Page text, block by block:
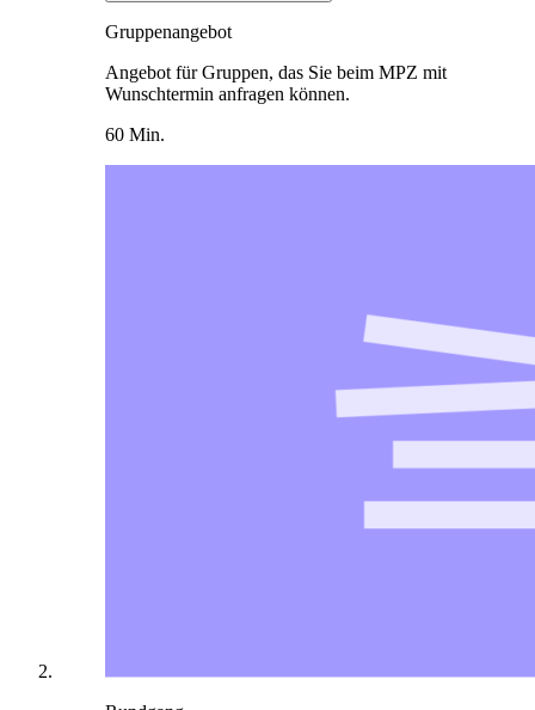
Gruppenangebot
Angebot für Gruppen, das Sie beim MPZ mit
Wunschtermin anfragen können.
60 Min.